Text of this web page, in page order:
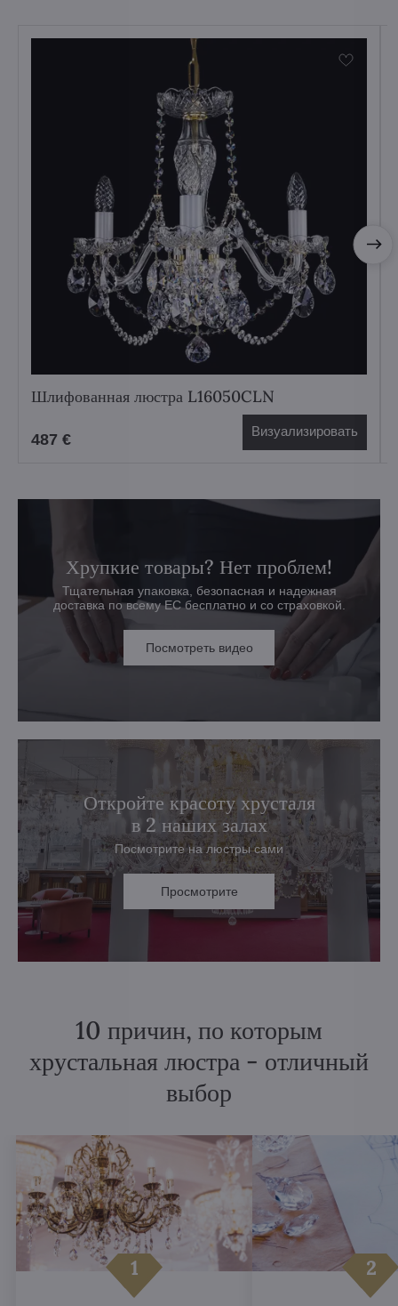
Шлифованная люстра L16050CLN
487 € Визуализировать
Хрупкие товары? Нет проблем!
Тщательная упаковка, безопасная и надежная
доставка по всему ЕС бесплатно и со страховкой.
Посмотреть видео
Откройте красоту хрусталя
в 2 наших залах
Посмотрите на люстры сами
Просмотрите
10 причин, по которым
хрустальная люстра - отличный
выбор